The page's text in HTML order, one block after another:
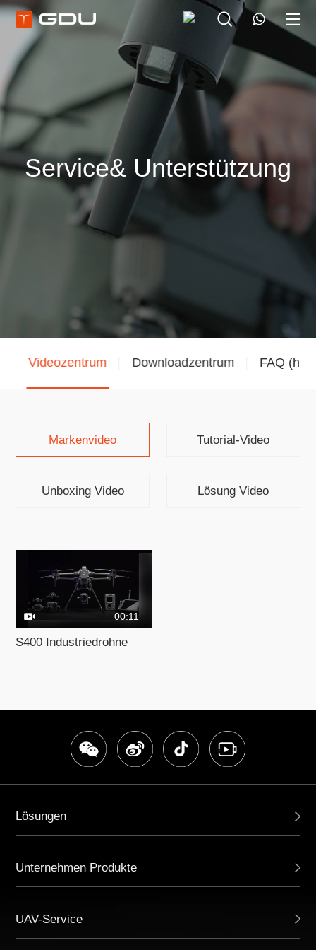
Service& Unterstützung
Videozentrum Downloadzentrum FAQ
Markenvideo Tutorial-Video
Unboxing Video Lösung Video
00:11
S400 Industriedrohne
Lösungen
Unternehmen Produkte
UAV-Service